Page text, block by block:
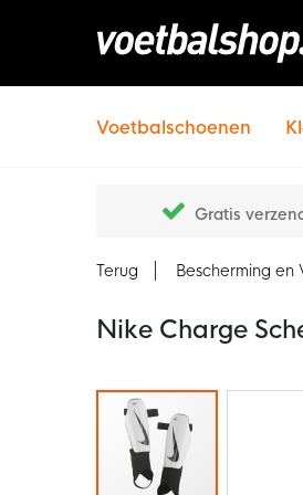
Voetbalschoenen
Gratis
Terug Bescherming en
Nike Charge
Ga